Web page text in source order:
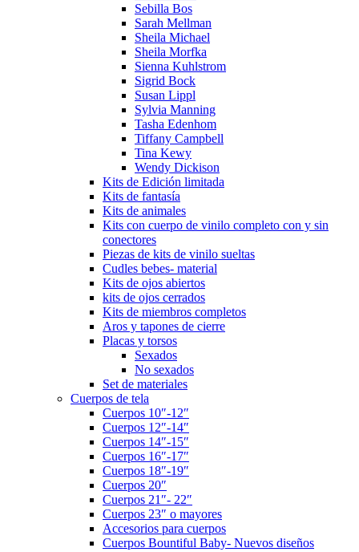
Sebilla Bos
Sarah Mellman
Sheila Michael
Sheila Morfka
Sienna Kuhlstrom
Sigrid Bock
Susan Lippl
Sylvia Manning
Tasha Edenhom
Tiffany Campbell
Tina Kewy
Wendy Dickison
Kits de Edición limitada
Kits de fantasía
Kits de animales
Kits con cuerpo de vinilo completo con y sin
conectores
Piezas de kits de vinilo sueltas
Cudles bebes- material
Kits de ojos abiertos
kits de ojos cerrados
Kits de miembros completos
Aros y tapones de cierre
Placas y torsos
Sexados
No sexados
Set de materiales
Cuerpos de tela
Cuerpos 10″-12″
Cuerpos 12″-14″
Cuerpos 14″-15″
Cuerpos 16″-17″
Cuerpos 18″-19″
Cuerpos 20″
Cuerpos 21″- 22″
Cuerpos 23″ o mayores
Accesorios para cuerpos
Cuerpos Bountiful Baby- Nuevos diseños